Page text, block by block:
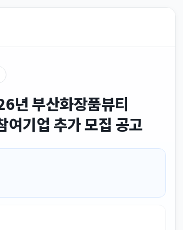
년 부산화장품뷰티
여기업 추가 모집 공고